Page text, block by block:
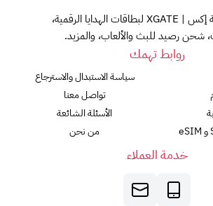
موسوعة بوابة إكس | XGATE لبطاقات الهدايا الرقمية،
شحن رصيد للبث والألعاب، والمزيد.
روابط تهمك
سياسة الاستبدال والاسترجاع
تواصل معنا
الأسئلة الشائعة
من نحن
خدمة العملاء